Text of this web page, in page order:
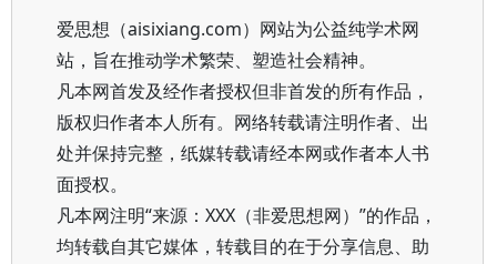
爱思想（aisixiang.com）网站为公益纯学术网
站，旨在推动学术繁荣、塑造社会精神。
凡本网首发及经作者授权但非首发的所有作品，
版权归作者本人所有。网络转载请注明作者、出
处并保持完整，纸媒转载请经本网或作者本人书
面授权。
凡本网注明“来源：XXX（非爱思想网）”的作品，
均转载自其它媒体，转载目的在于分享信息、助